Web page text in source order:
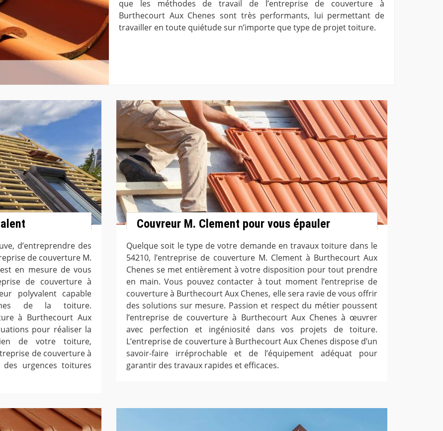
que les méthodes de travail de l’entreprise de couverture à
Burthecourt Aux Chenes sont très performants, lui permettant de
travailler en toute quiétude sur n’importe que type de projet toiture.
d’entreprendre des
de couverture M.
en mesure de vous
de couverture à
polyvalent capable
de la toiture.
à Burthecourt Aux
pour réaliser la
de votre toiture,
de couverture à
des urgences toitures
Couvreur M. Clement pour vous épauler
Quelque soit le type de votre demande en travaux toiture dans le
54210, l’entreprise de couverture M. Clement à Burthecourt Aux
Chenes se met entièrement à votre disposition pour tout prendre
en main. Vous pouvez contacter à tout moment l’entreprise de
couverture à Burthecourt Aux Chenes, elle sera ravie de vous offrir
des solutions sur mesure. Passion et respect du métier poussent
l’entreprise de couverture à Burthecourt Aux Chenes à œuvrer
avec perfection et ingéniosité dans vos projets de toiture.
L’entreprise de couverture à Burthecourt Aux Chenes dispose d’un
savoir-faire irréprochable et de l’équipement adéquat pour
garantir des travaux rapides et efficaces.